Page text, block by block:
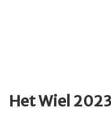
Het Wiel